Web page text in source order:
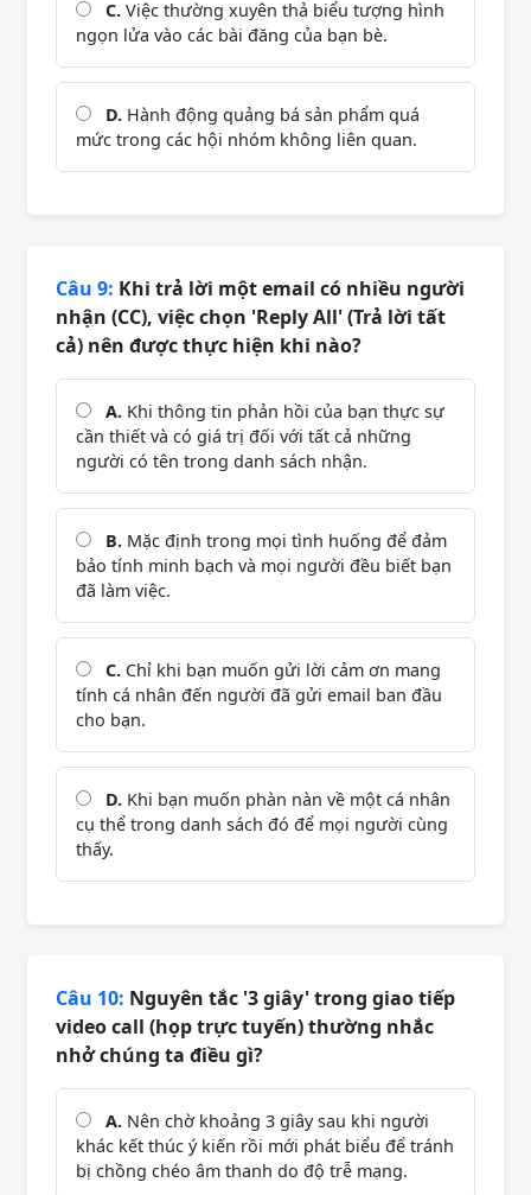
C. Việc thường xuyên thả biểu tượng hình
ngọn lửa vào các bài đăng của bạn bè.
D. Hành động quảng bá sản phẩm quá
mức trong các hội nhóm không liên quan.
Câu 9: Khi trả lời một email có nhiều người
nhận (CC), việc chọn 'Reply All' (Trả lời tất
cả) nên được thực hiện khi nào?
A. Khi thông tin phản hồi của bạn thực sự
cần thiết và có giá trị đối với tất cả những
người có tên trong danh sách nhận.
B. Mặc định trong mọi tình huống để đảm
bảo tính minh bạch và mọi người đều biết bạn
đã làm việc.
C. Chỉ khi bạn muốn gửi lời cảm ơn mang
tính cá nhân đến người đã gửi email ban đầu
cho bạn.
D. Khi bạn muốn phàn nàn về một cá nhân
cụ thể trong danh sách đó để mọi người cùng
thấy.
Câu 10: Nguyên tắc '3 giây' trong giao tiếp
video call (họp trực tuyến) thường nhắc
nhở chúng ta điều gì?
A. Nên chờ khoảng 3 giây sau khi người
khác kết thúc ý kiến rồi mới phát biểu để tránh
bị chồng chéo âm thanh do độ trễ mạng.